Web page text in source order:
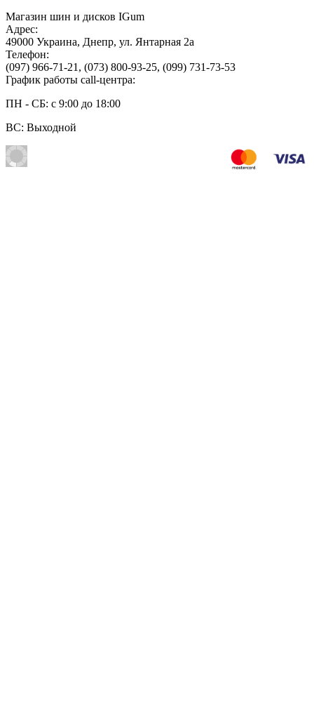
Магазин шин и дисков IGum
Адрес:
49000 Украина, Днепр, ул. Янтарная 2а
Телефон:
(097) 966-71-21 , (073) 800-93-25, (099) 731-73-53
График работы call-центра:
ПН - СБ: с 9:00 до 18:00
ВС: Выходной